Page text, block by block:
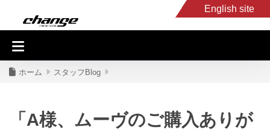
English site
入庫車情報
ホーム スタッフBlog
「A様、ムーヴのご購入ありが